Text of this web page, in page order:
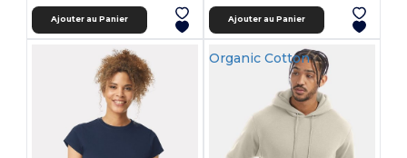
Ajouter au Panier Ajouter au Panier
Organic Cotton